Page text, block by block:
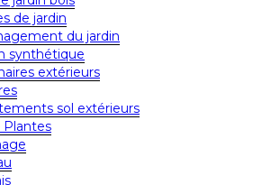
de jardin
du jardin
synthétique
extérieurs
sol extérieurs
Plantes